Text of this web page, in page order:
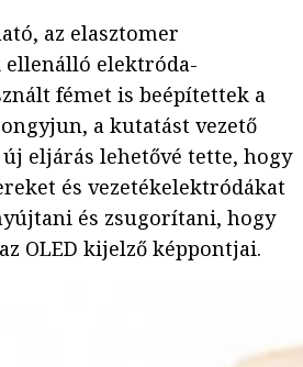
az elasztomer
ellenálló elektróda-
fémet is beépítettek a
a kutatást vezető
eljárás lehetővé tette, hogy
és vezetékelektródákat
és zsugorítani, hogy
OLED kijelző képpontjai.